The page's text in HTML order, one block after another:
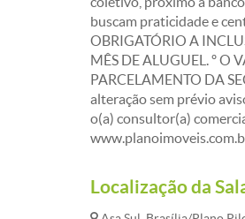
buscam praticidade e
OBRIGATÓRIO A
MÊS DE ALUGUEL. º O
PARCELAMENTO DA
alteração sem prévio
o(a) consultor(a)
Localização da